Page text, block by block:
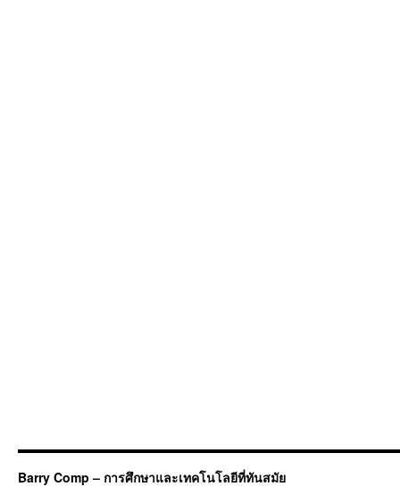
Barry Comp – การศึกษาและเทคโนโลยีที่ทันสมัย